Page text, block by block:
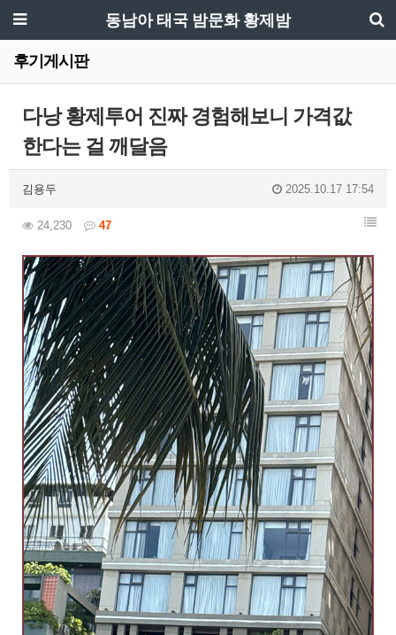
동남아 태국 밤문화 황제밤
후기게시판
다낭 황제투어 진짜 경험해보니 가격값
한다는 걸 깨달음
김용두 2025.10.17 17:54
24,230 47